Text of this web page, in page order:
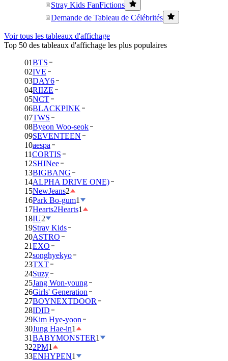
Stray Kids FanFictions
Demande de Tableau de Célébrités
Voir tous les tableaux d'affichage
Top 50 des tableaux d'affichage les plus populaires
01BTS
02IVE
03DAY6
04RIIZE
05NCT
06BLACKPINK
07TWS
08Byeon Woo-seok
09SEVENTEEN
10aespa
11CORTIS
12SHINee
13BIGBANG
14ALPHA DRIVE ONE)
15NewJeans2
16Park Bo-gum1
17Hearts2Hearts1
18IU2
19Stray Kids
20ASTRO
21EXO
22songhyekyo
23TXT
24Suzy
25Jang Won-young
26Girls' Generation
27BOYNEXTDOOR
28IDID
29Kim Hye-yoon
30Jung Hae-in1
31BABYMONSTER1
322PM1
33ENHYPEN1